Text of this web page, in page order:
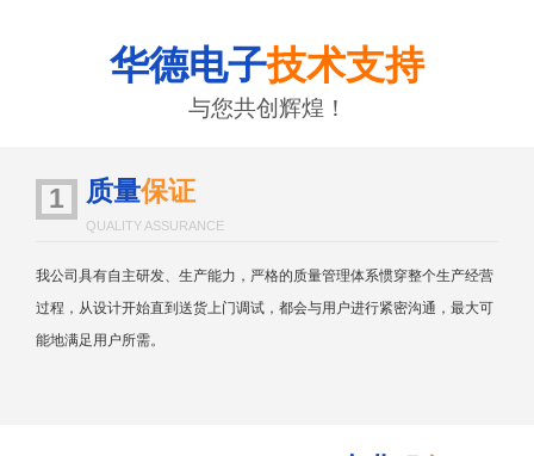
华德电子技术支持
与您共创辉煌！
1 质量保证
QUALITY ASSURANCE
我公司具有自主研发、生产能力，严格的质量管理体系惯穿整个生产经营
过程，从设计开始直到送货上门调试，都会与用户进行紧密沟通，最大可
能地满足用户所需。